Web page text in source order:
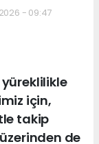
- 09:47
için,
takip
de